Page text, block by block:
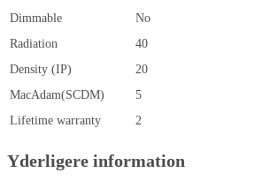
Dimmable
No
Radiation
40
Density (IP)
20
MacAdam(SCDM)
5
Lifetime warranty
2
Yderligere information